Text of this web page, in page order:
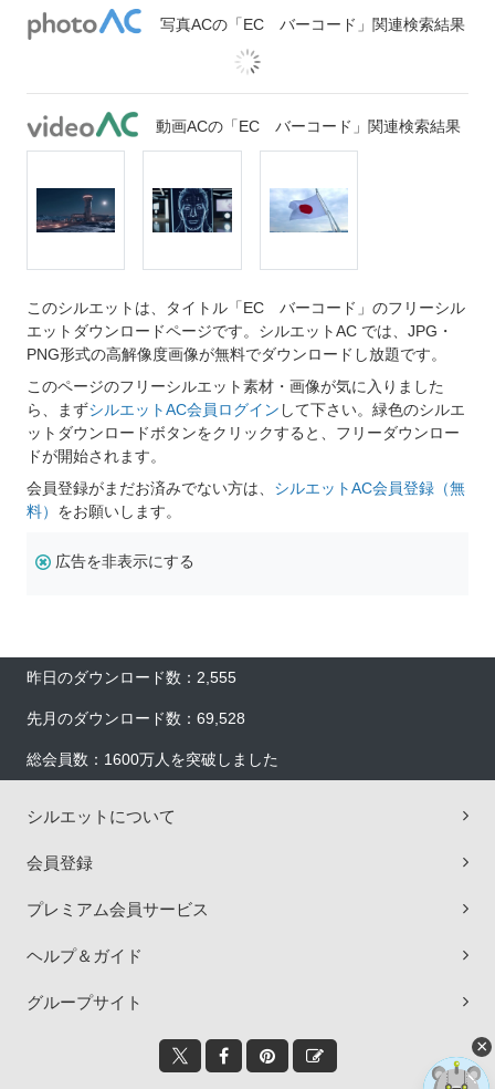
写真ACの「EC バーコード」関連検索結果
動画ACの「EC バーコード」関連検索結果
このシルエットは、タイトル「EC バーコード」のフリーシル
エットダウンロードページです。シルエットAC では、JPG・
PNG形式の高解像度画像が無料でダウンロードし放題です。
このページのフリーシルエット素材・画像が気に入りました
ら、まずシルエットAC会員ログイン して下さい。緑色のシルエ
ットダウンロードボタンをクリックすると、フリーダウンロー
ドが開始されます。
会員登録がまだお済みでない方は、 シルエットAC会員登録（無
料） をお願いします。
広告を非表示にする
昨日のダウンロード数：2,555
先月のダウンロード数：69,528
総会員数：1600万人を突破しました
シルエットについて
会員登録
プレミアム会員サービス
ヘルプ＆ガイド
グループサイト
×